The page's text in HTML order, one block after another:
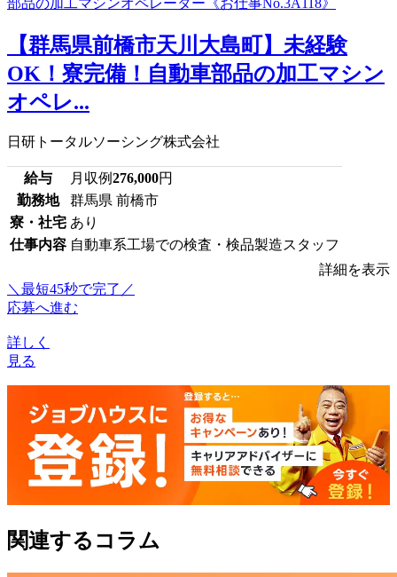
【群馬県前橋市天川大島町】未経験
OK！寮完備！自動車部品の加工マシン
オペレ...
日研トータルソーシング株式会社
給与 月収例276,000円
勤務地
群馬県 前橋市
寮・社宅 あり
仕事内容 自動車系工場での検査・検品製造スタッフ
詳細を表示
＼最短45秒で完了／
応募へ進む
詳しく
見る
関連するコラム